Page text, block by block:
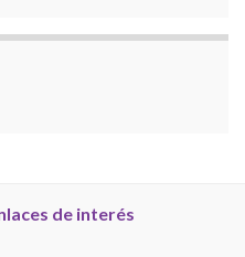
de interés